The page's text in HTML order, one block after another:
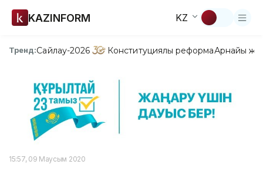
KAZINFORM KZ
Тренд:Сайлау-2026 Конституциялық реформаАрнайы
15:57, 09 Маусым 2020